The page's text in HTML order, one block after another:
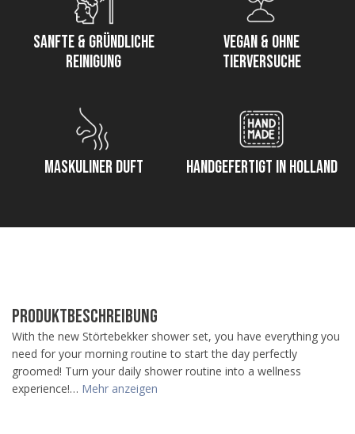
Sanfte & gründliche
Reinigung
Vegan & ohne
Tierversuche
Maskuliner Duft Handgefertigt in Holland
PRODUKTBESCHREIBUNG
With the new Störtebekker shower set, you have everything you
need for your morning routine to start the day perfectly
groomed! Turn your daily shower routine into a wellness
experience!… Mehr anzeigen